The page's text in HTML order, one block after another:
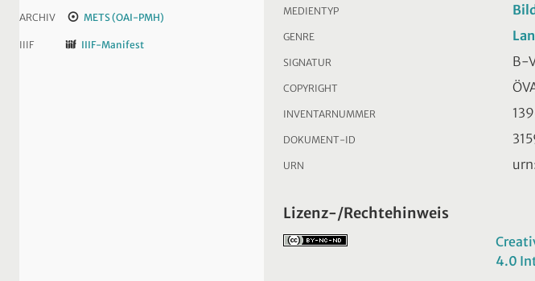
ARCHIV METS (OAI-PMH)
IIIF IIIF-Manifest
MEDIENTYP
GENRE
SIGNATUR B-
COPYRIGHT
INVENTARNUMMER
DOKUMENT-ID
URN
Lizenz-/Rechtehinweis
4.0